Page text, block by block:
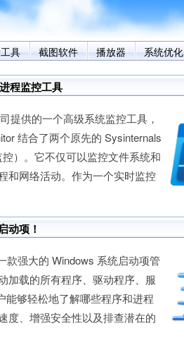
具 截图软件 播放器 系统优化
程监控工具
供的一个高级系统监控工具，
结合了两个原先的 Sysinternals
）。它不仅可以监控文件系统和
和网络活动。作为一个实时监控
动项！
强大的 Windows 系统启动项管
加载的所有程序、驱动程序、服
能够轻松地了解哪些程序和进程
度、增强安全性以及排查潜在的